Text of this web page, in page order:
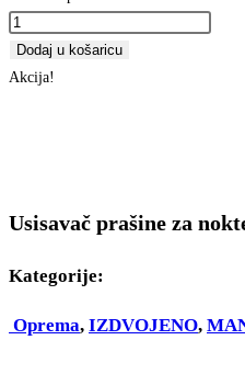
Dodaj u košaricu
Akcija!
Usisavač prašine za
Kategorije:
Oprema, IZDVOJENO,